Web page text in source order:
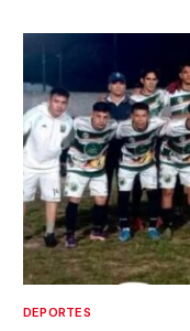
DEPORTES